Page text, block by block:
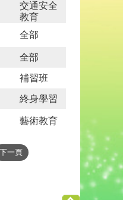
交通安全
教育
全部
全部
補習班
終身學習
藝術教育